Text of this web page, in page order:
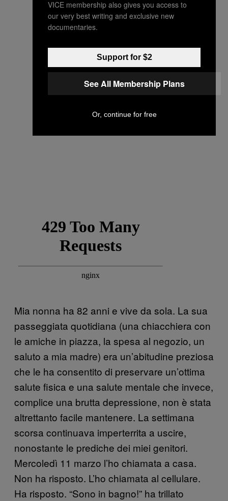
Mia nonna ha 82 anni e vive da sola. La sua
passeggiata quotidiana (una chiacchiera con
le amiche in piazza, la spesa al negozio, un
saluto a mia madre) era un’abitudine preziosa
che le ha consentito di preservare un’ottima
salute fisica e una salute mentale che invece,
complice una brutta depressione, non è stata
altrettanto facile mantenere. La settimana
scorsa continuava imperterrita a uscire,
nonostante le prediche dei miei genitori.
Mercoledì 11 marzo l’ho chiamata a casa.
Non ha risposto. L’ho chiamata al cellulare.
Ha risposto. “Sono in bagno!” ha trillato
VICE membership also gives you access to
our very best writing and exclusive new
documentaries.
Support for $2
See All Membership Plans
Or, continue for free